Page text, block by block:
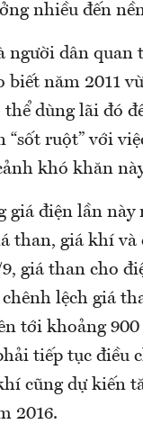
nhiều đến
người dân quan
biết năm 2011
dùng lãi đó
“sốt ruột” với
khó khăn
giá điện lần này
than, giá khí và
giá than cho
lệch giá
tới khoảng 900
tiếp tục điều
cũng dự kiến
2016.